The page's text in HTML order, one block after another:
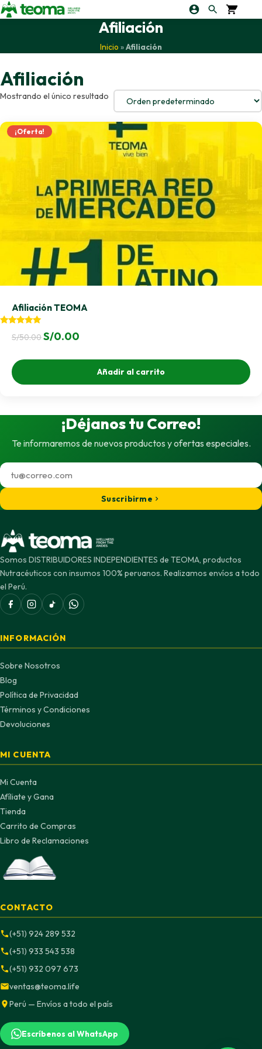
Afiliación
Inicio »Afiliación
Afiliación
Mostrando el único resultado
¡Oferta!
Afiliación TEOMA
S/50.00El
era:
S/0.00
actual
es:
Añadir al carrito
¡Déjanos tu Correo!
Te informaremos de nuevos productos y ofertas especiales.
Suscribirme
Somos DISTRIBUIDORES INDEPENDIENTES de TEOMA, productos
Nutracéuticos con insumos 100% peruanos. Realizamos envíos a todo
el Perú.
INFORMACIÓN
Sobre Nosotros
Blog
Política de Privacidad
Términos y Condiciones
Devoluciones
MI CUENTA
Mi Cuenta
Afíliate y Gana
Tienda
Carrito de Compras
Libro de Reclamaciones
CONTACTO
(+51) 924 289 532
(+51) 933 543 538
(+51) 932 097 673
ventas@teoma.life
Perú — Envíos a todo el país
Escríbenos al WhatsApp